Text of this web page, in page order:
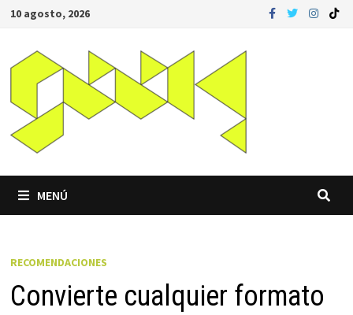
Saltar
contenido
10 agosto, 2026
MENÚ
RECOMENDACIONES
Convierte cualquier formato